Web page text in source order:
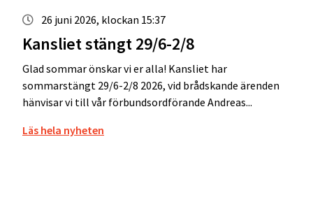
26 juni 2026, klockan 15:37
Kansliet stängt 29/6-2/8
Glad sommar önskar vi er alla! Kansliet har
sommarstängt 29/6-2/8 2026, vid brådskande ärenden
hänvisar vi till vår förbundsordförande Andreas...
Läs hela nyheten